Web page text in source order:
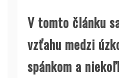
V tomto článku
vzťahu medzi
spánkom a